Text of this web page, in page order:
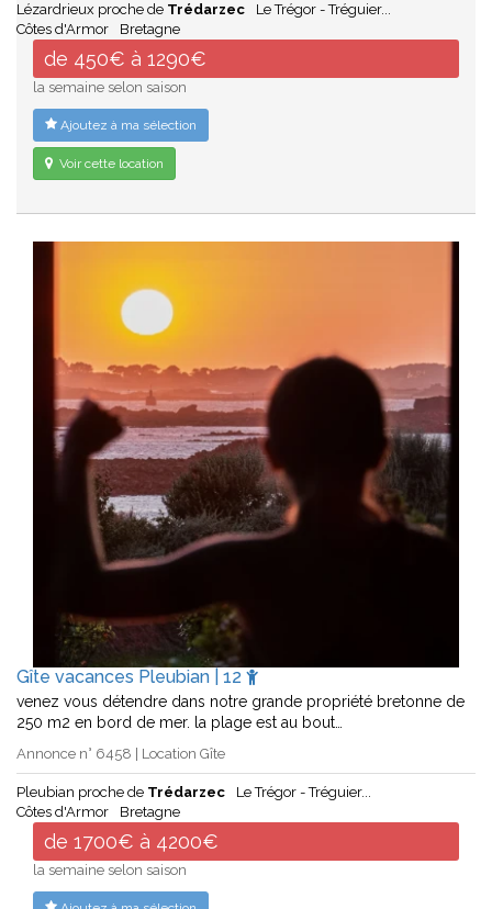
Lézardrieux proche de Trédarzec
Le Trégor - Tréguier...
Côtes d'Armor
Bretagne
de 450€ à 1290€
la semaine selon saison
Ajoutez à ma sélection
Voir cette location
Gîte vacances Pleubian | 12
venez vous détendre dans notre grande propriété bretonne de
250 m2 en bord de mer. la plage est au bout…
Annonce n° 6458 | Location Gîte
Pleubian proche de Trédarzec
Le Trégor - Tréguier...
Côtes d'Armor
Bretagne
de 1700€ à 4200€
la semaine selon saison